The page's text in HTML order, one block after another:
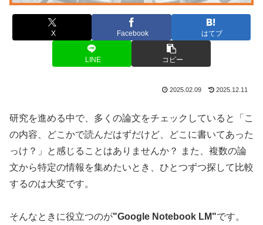
X Facebook はてブ
LINE コピー
2025.02.09 2025.12.11
研究を進める中で、多くの論文をチェックしていると「こ
の内容、どこかで読んだはずだけど、どこに書いてあった
っけ？」と感じることはありませんか？ また、複数の論
文から特定の情報を集めたいとき、ひとつずつ探して比較
するのは大変です。
そんなときに役立つのが"Google Notebook LM"です。